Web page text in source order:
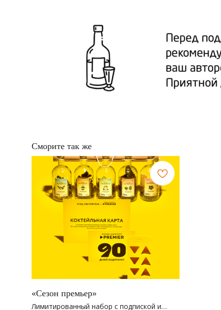
Сморите так же
«Сезон премьер»
Лимитированный набор с подпиской и